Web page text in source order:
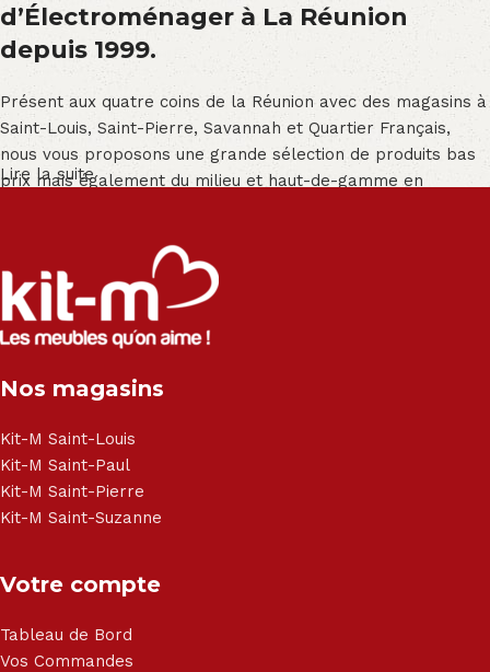
d’Électroménager à La Réunion
depuis 1999.
Présent aux quatre coins de la Réunion avec des magasins à
Saint-Louis, Saint-Pierre, Savannah et Quartier Français,
nous vous proposons une grande sélection de produits bas
prix mais également du milieu et haut-de-gamme en
Salon angle - Salon convertible - Salon relax - Canapé -
Canapé lit - Cuisine sur-mesure - Fauteuil - Armoire - Table
et chaise - Meuble de salle de bain - Literie - Lit - Bureau -
Électroménager - Télévision led - Réfrigérateur -
- Matelas - Hifi Hitachi, LG, Sharp, Philips, Bosh, Moulinex,
Haier, Sony, Cecotec, Westpoint, Dyson.
Lire la suite
Nos magasins
Kit-M Saint-Louis
Kit-M Saint-Paul
Kit-M Saint-Pierre
Kit-M Saint-Suzanne
Votre compte
Tableau de Bord
Vos Commandes